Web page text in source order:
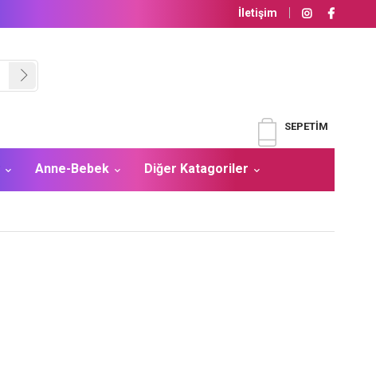
İletişim
SEPETIM
Anne-Bebek Diğer Katagoriler